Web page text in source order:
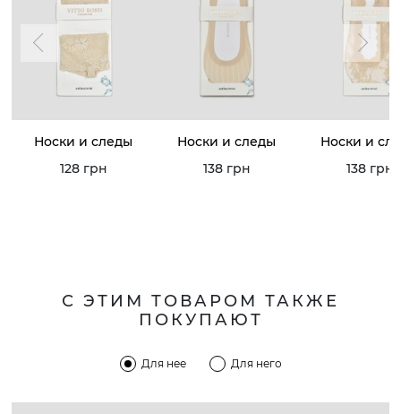
Носки и следы
128 грн
Носки и следы
138 грн
Носки и
138 грн
С ЭТИМ ТОВАРОМ ТАКЖЕ
ПОКУПАЮТ
Для нее Для него